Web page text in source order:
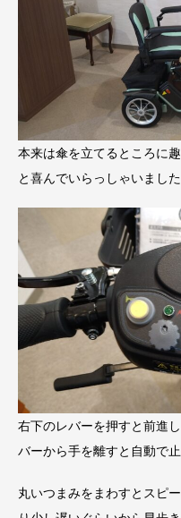
本来は傘を立てるところに
と喜んでいらっしゃいました
右下のレバーを押すと前進
バーから手を離すと自動で
丸いつまみをまわすとスピ